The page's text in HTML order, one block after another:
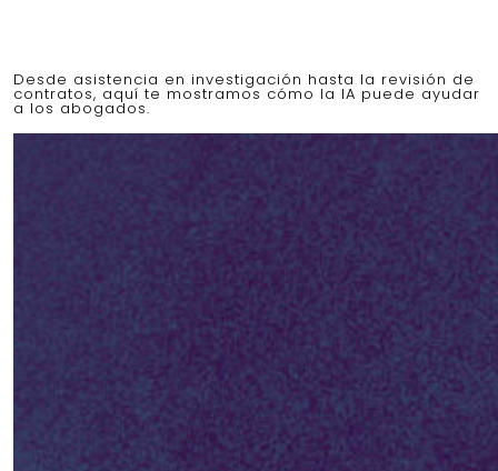
Desde asistencia en investigación hasta la revisión de
contratos, aquí te mostramos cómo la IA puede ayudar
a los abogados.